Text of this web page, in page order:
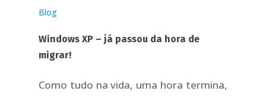
Blog
Windows XP – já passou da hora de
migrar!
Como tudo na vida, uma hora termina,